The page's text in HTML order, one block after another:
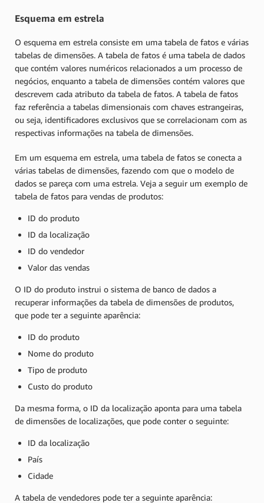
Esquema em estrela
O esquema em estrela consiste em uma tabela de fatos e várias
tabelas de dimensões. A tabela de fatos é uma tabela de dados
que contém valores numéricos relacionados a um processo de
negócios, enquanto a tabela de dimensões contém valores que
descrevem cada atributo da tabela de fatos. A tabela de fatos
faz referência a tabelas dimensionais com chaves estrangeiras,
ou seja, identificadores exclusivos que se correlacionam com as
respectivas informações na tabela de dimensões.
Em um esquema em estrela, uma tabela de fatos se conecta a
várias tabelas de dimensões, fazendo com que o modelo de
dados se pareça com uma estrela. Veja a seguir um exemplo de
tabela de fatos para vendas de produtos:
ID do produto
ID da localização
ID do vendedor
Valor das vendas
O ID do produto instrui o sistema de banco de dados a
recuperar informações da tabela de dimensões de produtos,
que pode ter a seguinte aparência:
ID do produto
Nome do produto
Tipo de produto
Custo do produto
Da mesma forma, o ID da localização aponta para uma tabela
de dimensões de localizações, que pode conter o seguinte:
ID da localização
País
Cidade
A tabela de vendedores pode ter a seguinte aparência: